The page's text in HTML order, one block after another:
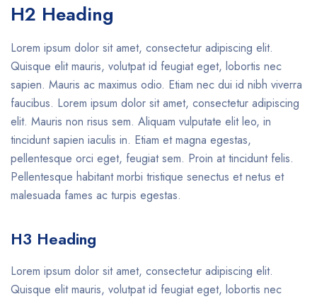
H2 Heading
Lorem ipsum dolor sit amet, consectetur adipiscing elit.
Quisque elit mauris, volutpat id feugiat eget, lobortis nec
sapien. Mauris ac maximus odio. Etiam nec dui id nibh viverra
faucibus. Lorem ipsum dolor sit amet, consectetur adipiscing
elit. Mauris non risus sem. Aliquam vulputate elit leo, in
tincidunt sapien iaculis in. Etiam et magna egestas,
pellentesque orci eget, feugiat sem. Proin at tincidunt felis.
Pellentesque habitant morbi tristique senectus et netus et
malesuada fames ac turpis egestas.
H3 Heading
Lorem ipsum dolor sit amet, consectetur adipiscing elit.
Quisque elit mauris, volutpat id feugiat eget, lobortis nec